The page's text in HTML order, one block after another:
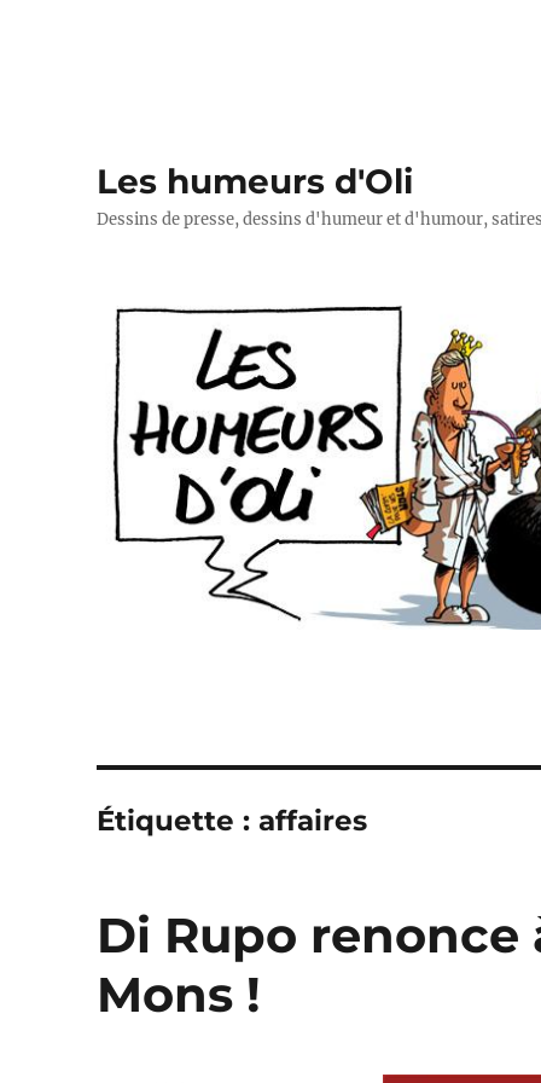
Les humeurs d'Oli
Dessins de presse, dessins d'humeur et d'humour,
Étiquette :affaires
Di Rupo renonce
Mons !